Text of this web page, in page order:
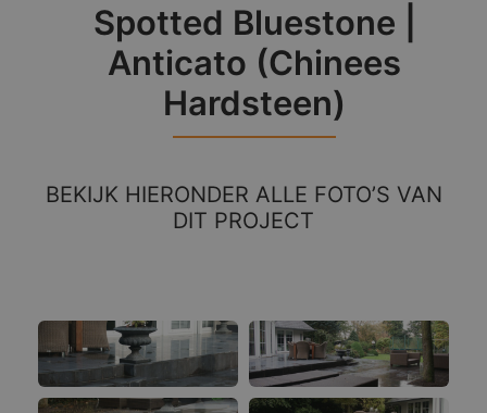
Spotted Bluestone |
Anticato (Chinees
Hardsteen)
BEKIJK HIERONDER ALLE FOTO’S VAN
DIT PROJECT